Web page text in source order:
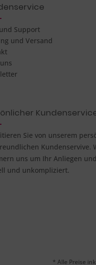
Support
und Versand
Sie von unserem
Kundenservive.
uns um Ihr Anliegen
und unkompliziert.
* Alle Preise